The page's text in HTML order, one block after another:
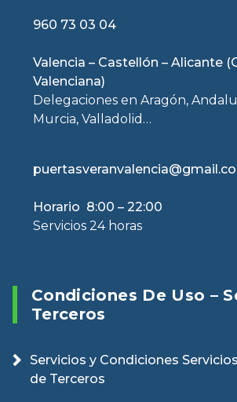
960 73 03 04
Valencia – Castellón – Alicante
Valenciana)
Delegaciones en Aragón,
Murcia, Valladolid…
Horario 8:00 – 22:00
Servicios 24 horas
Condiciones De Uso –
Terceros
Servicios y Condiciones
de Terceros